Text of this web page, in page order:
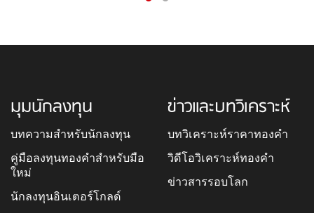
มุมนักลงทุน
บทความสำหรับนักลงทุน
คู่มือลงทุนทองคำสำหรับมือ
ใหม่
นักลงทุนอินเตอร์โกลด์
ข่าวและบทวิเคราะห์
บทวิเคราะห์ราคาทองคำ
วิดีโอวิเคราะห์ทองคำ
ข่าวสารรอบโลก